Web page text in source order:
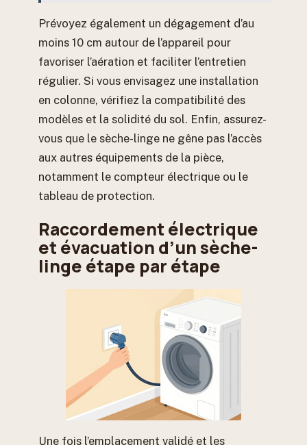
Prévoyez également un dégagement d’au
moins 10 cm autour de l’appareil pour
favoriser l’aération et faciliter l’entretien
régulier. Si vous envisagez une installation
en colonne, vérifiez la compatibilité des
modèles et la solidité du sol. Enfin, assurez-
vous que le sèche-linge ne gêne pas l’accès
aux autres équipements de la pièce,
notamment le compteur électrique ou le
tableau de protection.
Raccordement électrique
et évacuation d’un sèche-
linge étape par étape
Une fois l’emplacement validé et les